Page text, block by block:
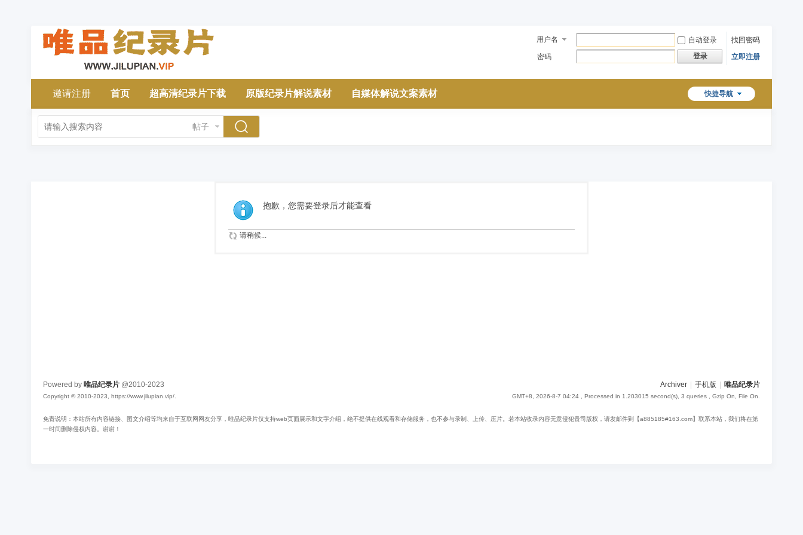
用户名 自动登录
找回密码
密码
登录 立即注册
快捷导航
邀请注册 首页 超高清纪录片下载 原版纪录片解说素材 自媒体解说文案素材
帖子
抱歉，您需要登录后才能查看
请稍候...
Archiver 手机版 唯品纪录片
GMT+8, 2026-8-7 04:24 , Processed in 1.203015 second(s), 3 queries , Gzip On, File On.
Powered by 唯品纪录片 @2010-2023
Copyright © 2010-2023, https://www.jilupian.vip/.
免责说明：本站所有内容链接、图文介绍等均来自于互联网网友分享，唯品纪录片仅支持web页面展示和文字介绍，绝不提供在线观看和存储服务，也不参与录制、上传、压片。若本站收录内容无意侵犯贵司版权，请发邮件到【a885185#163.com】联系本站，我们将在第
一时间删除侵权内容。谢谢！